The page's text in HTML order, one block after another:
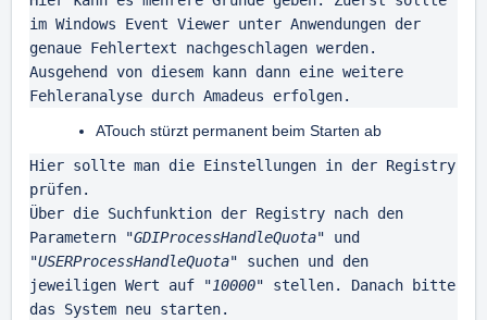
im Windows Event Viewer unter Anwendungen der
genaue Fehlertext nachgeschlagen werden.
Ausgehend von diesem kann dann eine weitere
Fehleranalyse durch Amadeus erfolgen.
ATouch stürzt permanent beim Starten ab
Hier sollte man die Einstellungen in der Registry
prüfen.
Über die Suchfunktion der Registry nach den
Parametern "GDIProcessHandleQuota" und
"USERProcessHandleQuota" suchen und den
jeweiligen Wert auf "10000" stellen. Danach bitte
das System neu starten.